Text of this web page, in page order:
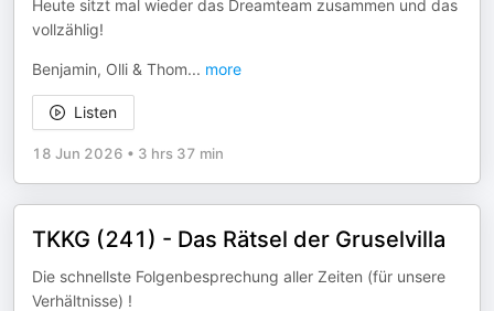
Heute sitzt mal wieder das Dreamteam zusammen und das
vollzählig!
Benjamin, Olli & Thom... more
Listen
18 Jun 2026 • 3 hrs 37 min
TKKG (241) - Das Rätsel der Gruselvilla
Die schnellste Folgenbesprechung aller Zeiten (für unsere
Verhältnisse) !